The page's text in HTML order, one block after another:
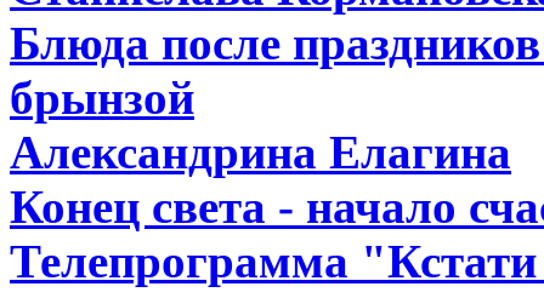
Блюда после
брынзой
Александрина Елагина
Конец света - начало
Телепрограмма "Кстати